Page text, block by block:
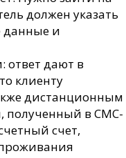
должен указать
данные и
ответ дают в
клиенту
дистанционным
полученный в СМС-
счет,